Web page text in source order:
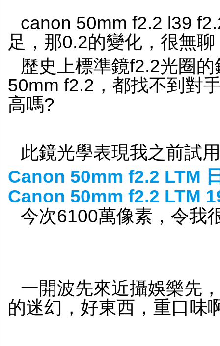
canon 50mm f2.2 l39
足，那0.2的變化，很無
歷史上標準鏡f2.2光圈
50mm f2.2，都找不到對
高嗎?
此鏡光學表現我之前試
Canon 50mm f2.2 LTM
Canon 50mm f2.2 LTM
今次6100萬像素，令我
一開波先來近攝娛樂先
的迷幻，好東西，重口味